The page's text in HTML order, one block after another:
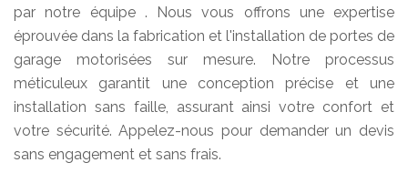
par notre équipe . Nous vous offrons une expertise
éprouvée dans la fabrication et l'installation de portes de
garage motorisées sur mesure. Notre processus
méticuleux garantit une conception précise et une
installation sans faille, assurant ainsi votre confort et
votre sécurité. Appelez-nous pour demander un devis
sans engagement et sans frais.